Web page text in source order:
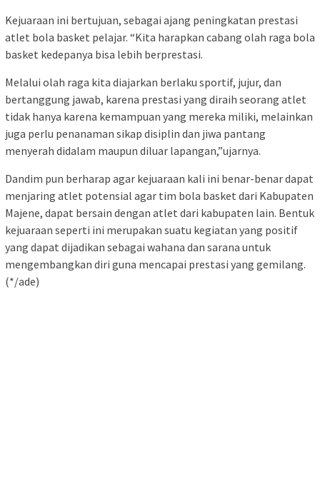
Kejuaraan ini bertujuan, sebagai ajang peningkatan prestasi
atlet bola basket pelajar. “Kita harapkan cabang olah raga bola
basket kedepanya bisa lebih berprestasi.
Melalui olah raga kita diajarkan berlaku sportif, jujur, dan
bertanggung jawab, karena prestasi yang diraih seorang atlet
tidak hanya karena kemampuan yang mereka miliki, melainkan
juga perlu penanaman sikap disiplin dan jiwa pantang
menyerah didalam maupun diluar lapangan,”ujarnya.
Dandim pun berharap agar kejuaraan kali ini benar-benar dapat
menjaring atlet potensial agar tim bola basket dari Kabupaten
Majene, dapat bersain dengan atlet dari kabupaten lain. Bentuk
kejuaraan seperti ini merupakan suatu kegiatan yang positif
yang dapat dijadikan sebagai wahana dan sarana untuk
mengembangkan diri guna mencapai prestasi yang gemilang.
(*/ade)